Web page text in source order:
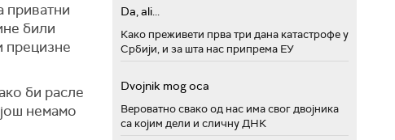
приватни
били
прецизне
би расле
немамо
Da, ali...
Како преживети прва три дана катастрофе у
Србији, и за шта нас припрема ЕУ
Dvojnik mog oca
Вероватно свако од нас има свог двојника
са којим дели и сличну ДНК